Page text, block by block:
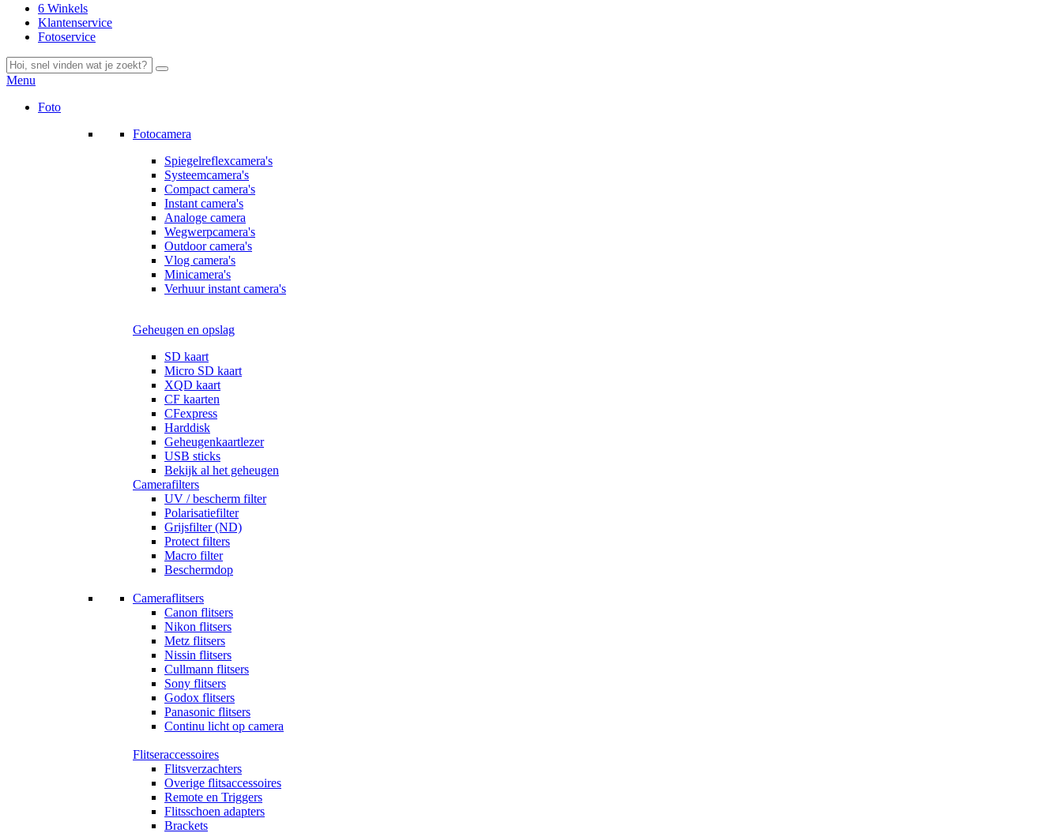
6 Winkels
Klantenservice
Fotoservice
Menu
Foto
Fotocamera
Spiegelreflexcamera's
Systeemcamera's
Compact camera's
Instant camera's
Analoge camera
Wegwerpcamera's
Outdoor camera's
Vlog camera's
Minicamera's
Verhuur instant camera's
Geheugen en opslag
SD kaart
Micro SD kaart
XQD kaart
CF kaarten
CFexpress
Harddisk
Geheugenkaartlezer
USB sticks
Bekijk al het geheugen
Camerafilters
UV / bescherm filter
Polarisatiefilter
Grijsfilter (ND)
Protect filters
Macro filter
Beschermdop
Cameraflitsers
Canon flitsers
Nikon flitsers
Metz flitsers
Nissin flitsers
Cullmann flitsers
Sony flitsers
Godox flitsers
Panasonic flitsers
Continu licht op camera
Flitseraccessoires
Flitsverzachters
Overige flitsaccessoires
Remote en Triggers
Flitsschoen adapters
Brackets